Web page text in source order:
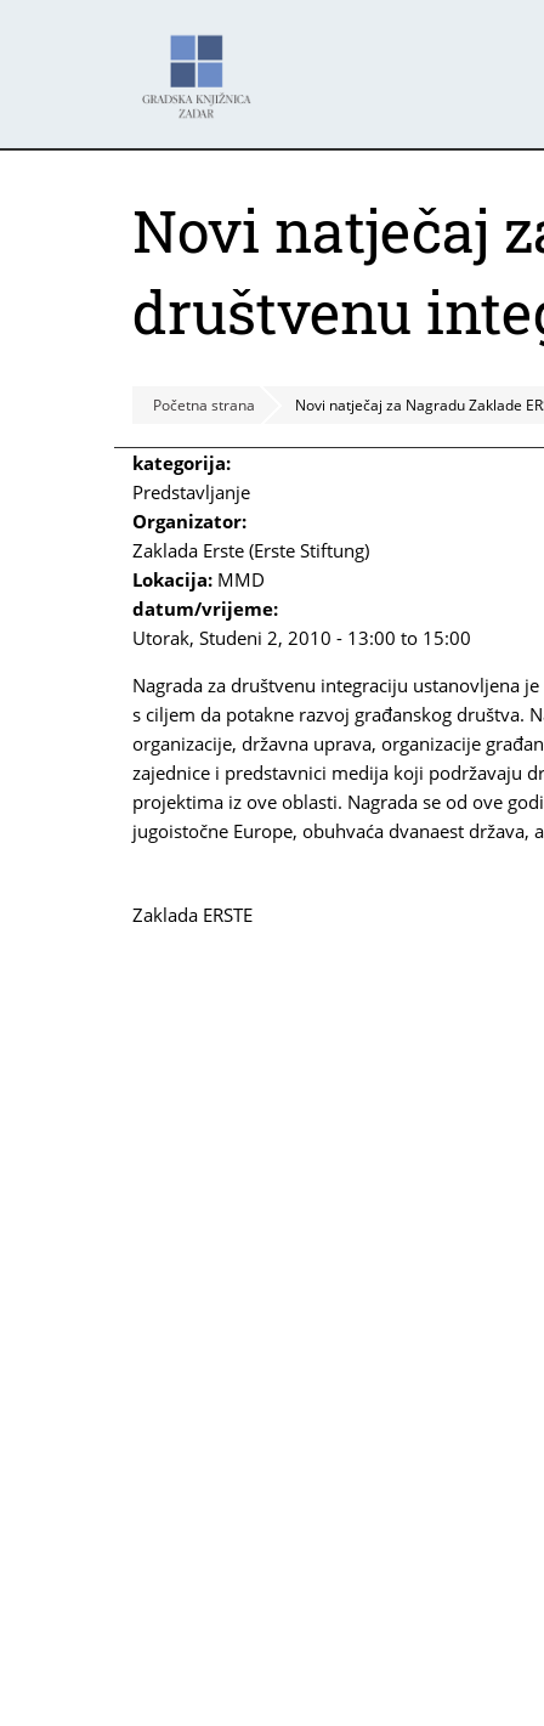
Novi natječaj
društvenu
Početna strana Novi natječaj za Nagradu Zaklade
kategorija:
Predstavljanje
Organizator:
Zaklada Erste (Erste Stiftung)
Lokacija: MMD
datum/vrijeme:
Utorak, Studeni 2, 2010 - 13:00 to 15:00
Nagrada za društvenu integraciju ustanovljena
s ciljem da potakne razvoj građanskog društva.
organizacije, državna uprava, organizacije
zajednice i predstavnici medija koji podržavaju
projektima iz ove oblasti. Nagrada se od ove
jugoistočne Europe, obuhvaća dvanaest država,
Zaklada ERSTE